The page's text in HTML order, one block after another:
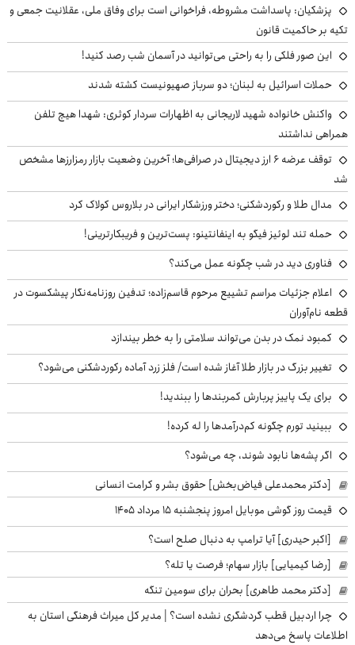
پزشکیان: پاسداشت مشروطه، فراخوانی است برای وفاق ملی، عقلانیت جمعی و
تکیه بر حاکمیت قانون
این صور فلکی را به راحتی می‌توانید در آسمان شب رصد کنید!
حملات اسرائیل به لبنان؛ دو سرباز صهیونیست کشته شدند
واکنش خانواده شهید لاریجانی به اظهارات سردار کوثری: شهدا هیچ تلفن
همراهی نداشتند
توقف عرضه ۶ ارز دیجیتال در صرافی‌ها؛ آخرین وضعیت بازار رمزارزها مشخص
شد
مدال طلا و رکوردشکنی؛ دختر ورزشکار ایرانی در بلاروس کولاک کرد
حمله تند لوئیز فیگو به اینفانتینو: پست‌ترین و فریبکارترینی!
فناوری دید در شب چگونه عمل می‌کند؟
اعلام جزئیات مراسم تشییع مرحوم قاسم‌زاده؛ تدفین روزنامه‌نگار پیشکسوت در
قطعه نام‌آوران
کمبود نمک در بدن می‌تواند سلامتی را به خطر بیندازد
تغییر بزرگ در بازار طلا آغاز شده است/ فلز زرد آماده رکوردشکنی می‌شود؟
برای یک پاییز پربارش کمربندها را ببندید!
ببینید تورم چگونه کم‌درآمدها را له کرده!
اگر پشه‌ها نابود شوند، چه می‌شود؟
[دکتر محمدعلی فیاض‌بخش] حقوق بشر و کرامت انسانی
قیمت روز گوشی موبایل امروز پنجشنبه ۱۵ مرداد ۱۴۰۵
[اکبر حیدری] آیا ترامپ به دنبال صلح است؟
[رضا کیمیایی] بازار سهام؛ فرصت یا تله؟
[دکتر محمد طاهری] بحران برای سومین تنگه
چرا اردبیل قطب گردشگری نشده است؟ | مدیر کل میراث فرهنگی استان به
اطلاعات پاسخ می‌دهد